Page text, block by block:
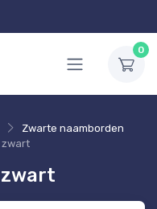
0
Zwarte naamborden
zwart